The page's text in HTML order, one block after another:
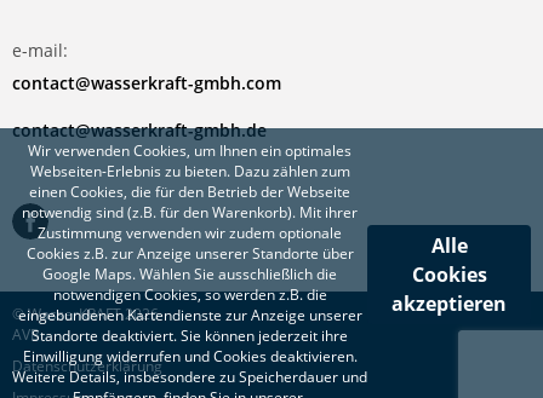
Wir verwenden Cookies, um Ihnen ein optimales
Webseiten-Erlebnis zu bieten. Dazu zählen zum
einen Cookies, die für den Betrieb der Webseite
notwendig sind (z.B. für den Warenkorb). Mit ihrer
Zustimmung verwenden wir zudem optionale
Cookies z.B. zur Anzeige unserer Standorte über
Google Maps. Wählen Sie ausschließlich die
notwendigen Cookies, so werden z.B. die
eingebundenen Kartendienste zur Anzeige unserer
Standorte deaktiviert. Sie können jederzeit ihre
Einwilligung widerrufen und Cookies deaktivieren.
Weitere Details, insbesondere zu Speicherdauer und
Alle
Cookies
akzeptieren
e-mail:
contact@wasserkraft-gmbh.com
contact@wasserkraft-gmbh.de
© WasserKRAFT 2026
AVB
Datenschutzerklärung